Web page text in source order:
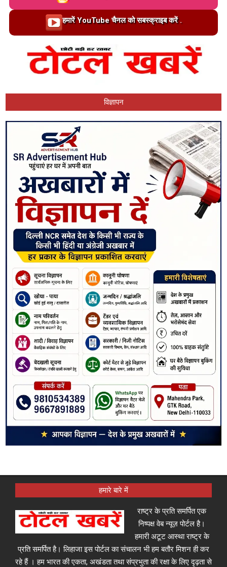
Loading…हमारें YouTube चैनल को सबस्क्राइब करें .
विज्ञापन
हमारे बारे में
राष्ट्र के प्रति समर्पित एक
निष्पक्ष वेब न्यूज़ पोर्टल है।
हमारी अटूट आस्था राष्ट्र के
प्रति समर्पित है। लिहाजा इस पोर्टल का संचालन भी हम बतौर मिशन ही कर
रहे हैं । हम भारत की एकता, अखंडता तथा संप्रभुता की रक्षा के लिए दृढ़ता से